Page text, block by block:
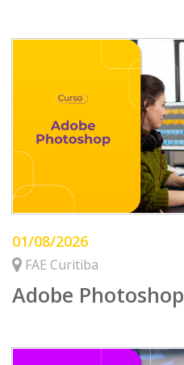
01/08/2026
FAE Curitiba
Adobe Photoshop